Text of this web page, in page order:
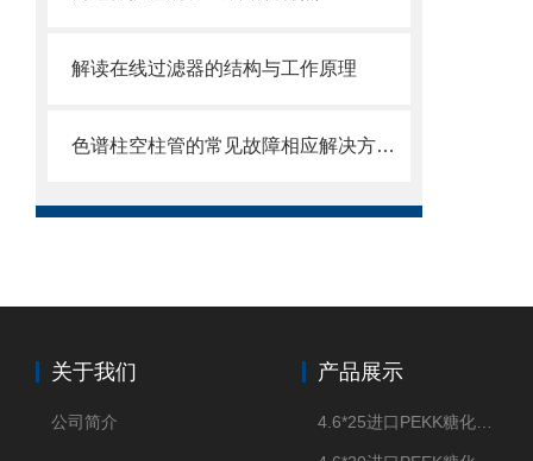
解读在线过滤器的结构与工作原理
色谱柱空柱管的常见故障相应解决方法分享
关于我们
公司简介
产品展示